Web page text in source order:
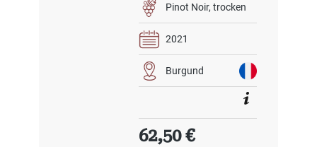
Pinot Noir trocken
2021
Burgund
Regulärer Preis:
62,50 €